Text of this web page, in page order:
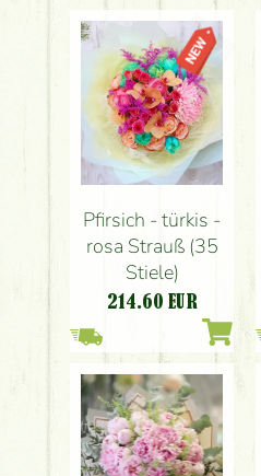
Pfirsich - türkis -
rosa Strauß (35
Stiele)
214.60 EUR